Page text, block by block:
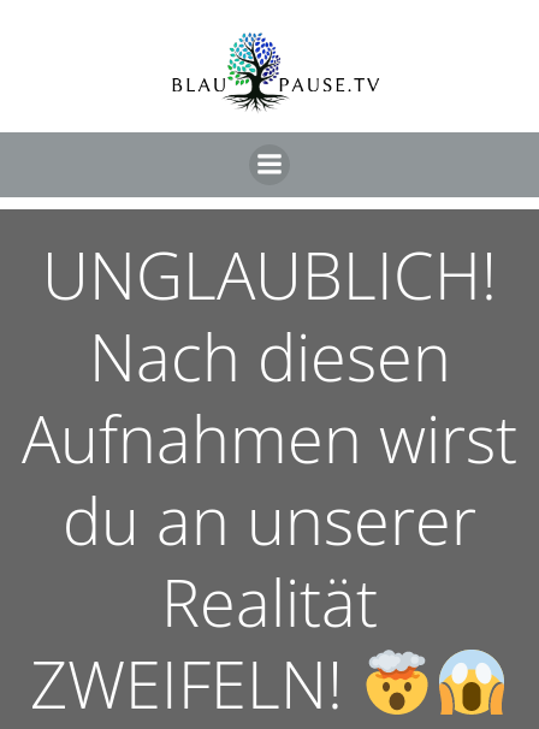
UNGLAUBLICH!
Nach diesen
Aufnahmen wirst
du an unserer
Realität
ZWEIFELN!